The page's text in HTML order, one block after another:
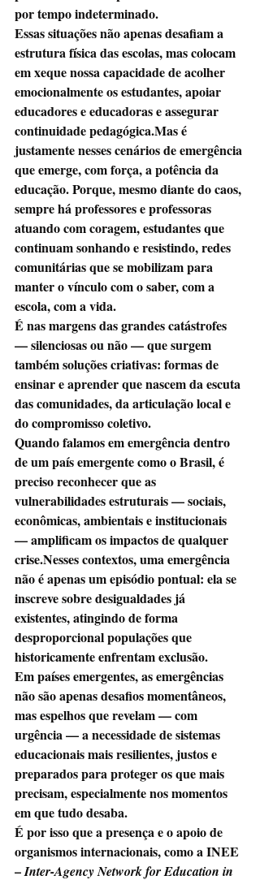
por tempo indeterminado.
Essas situações não apenas desafiam a
estrutura física das escolas, mas colocam
em xeque nossa capacidade de acolher
emocionalmente os estudantes, apoiar
educadores e educadoras e assegurar
continuidade pedagógica.Mas é
justamente nesses cenários de emergência
que emerge, com força, a potência da
educação. Porque, mesmo diante do caos,
sempre há professores e professoras
atuando com coragem, estudantes que
continuam sonhando e resistindo, redes
comunitárias que se mobilizam para
manter o vínculo com o saber, com a
escola, com a vida.
É nas margens das grandes catástrofes
— silenciosas ou não — que surgem
também soluções criativas: formas de
ensinar e aprender que nascem da escuta
das comunidades, da articulação local e
do compromisso coletivo.
Quando falamos em emergência dentro
de um país emergente como o Brasil, é
preciso reconhecer que as
vulnerabilidades estruturais — sociais,
econômicas, ambientais e institucionais
— amplificam os impactos de qualquer
crise.Nesses contextos, uma emergência
não é apenas um episódio pontual: ela se
inscreve sobre desigualdades já
existentes, atingindo de forma
desproporcional populações que
historicamente enfrentam exclusão.
Em países emergentes, as emergências
não são apenas desafios momentâneos,
mas espelhos que revelam — com
urgência — a necessidade de sistemas
educacionais mais resilientes, justos e
preparados para proteger os que mais
precisam, especialmente nos momentos
em que tudo desaba.
É por isso que a presença e o apoio de
organismos internacionais, como a INEE
– Inter-Agency Network for Education in